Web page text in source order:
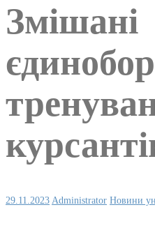
Змішані
29.11.2023 Administrator Новини